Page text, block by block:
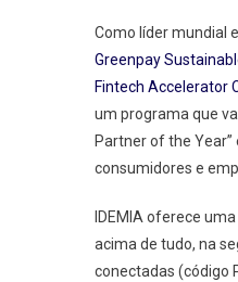
Como líder mundial
Greenpay
Fintech Accelerator
um programa que
Partner of the
consumidores e
IDEMIA oferece
acima de tudo, na
conectadas (código